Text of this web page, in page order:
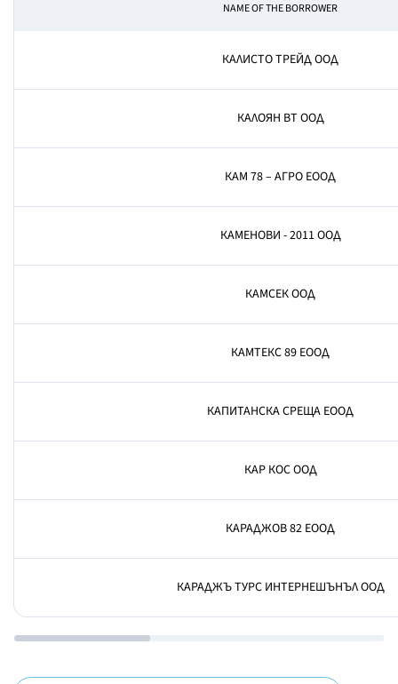
NAME OF THE BORROWER
КАЛИСТО ТРЕЙД ООД
КАЛОЯН ВТ ООД
КАМ 78 – АГРО ЕООД
КАМЕНОВИ - 2011 ООД
КАМСЕК ООД
КАМТЕКС 89 ЕООД
КАПИТАНСКА СРЕЩА ЕООД
КАР КОС ООД
КАРАДЖОВ 82 ЕООД
КАРАДЖЪ ТУРС ИНТЕРНЕШЪНЪЛ ООД